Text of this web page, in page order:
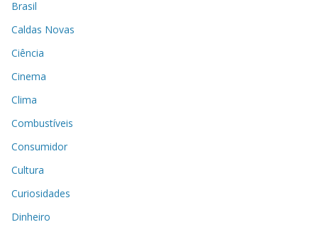
Brasil
Caldas Novas
Ciência
Cinema
Clima
Combustíveis
Consumidor
Cultura
Curiosidades
Dinheiro